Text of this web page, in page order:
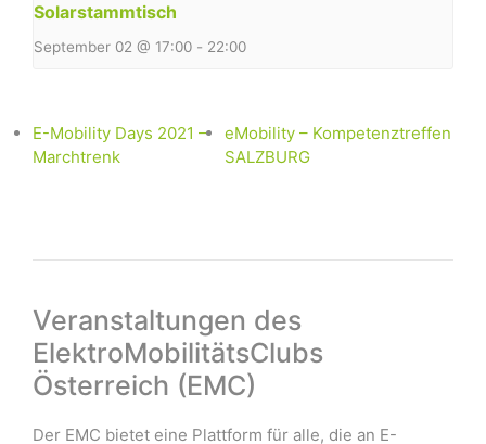
Solarstammtisch
September 02 @ 17:00 - 22:00
E-Mobility Days 2021 –
Marchtrenk
eMobility – Kompetenztreffen
SALZBURG
Veranstaltungen des
ElektroMobilitätsClubs
Österreich (EMC)
Der EMC bietet eine Plattform für alle, die an E-